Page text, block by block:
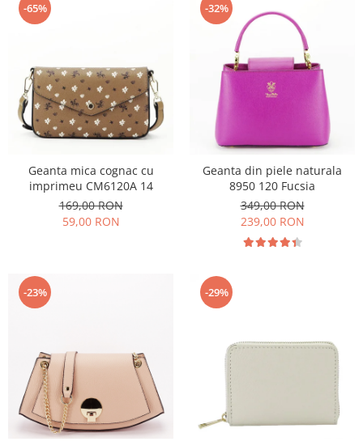
-65%
Geanta mica cognac cu
imprimeu CM6120A 14
169,00 RON
59,00 RON
-32%
Geanta din piele naturala
8950 120 Fucsia
349,00 RON
239,00 RON
-23% -29%